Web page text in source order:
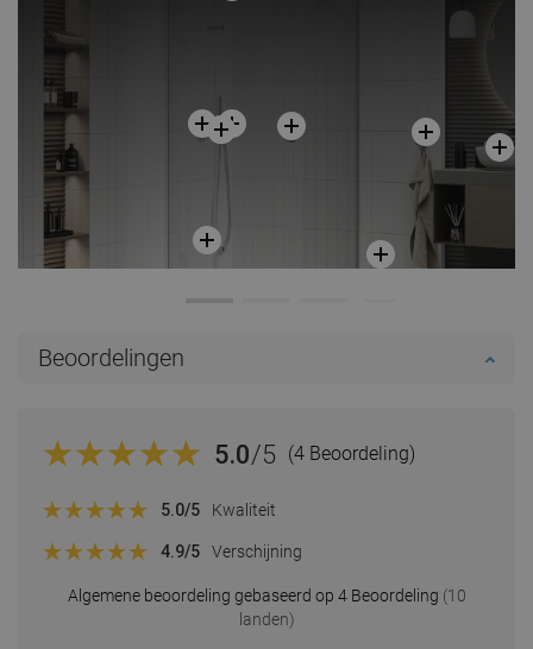
Beoordelingen
5.0/5 (4 Beoordeling)
Algemene beoordeling gebaseerd op 4 Beoordeling (10
landen)
5.0/5 Kwaliteit
4.9/5 Verschijning